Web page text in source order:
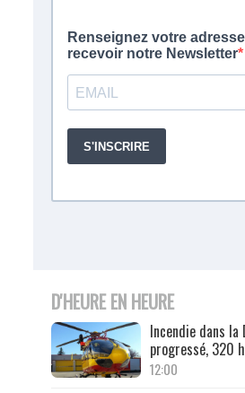
D'HEURE EN HEURE
Incendie dans
progressé, 320
12:00